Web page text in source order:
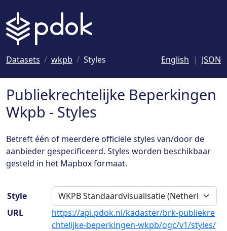
Datasets wkpb Styles English JSON
Publiekrechtelijke Beperkingen
Wkpb - Styles
Betreft één of meerdere officiële styles van/door de
aanbieder gespecificeerd. Styles worden beschikbaar
gesteld in het Mapbox formaat.
Style
URL
https://api.pdok.nl/kadaster/brk-publiekre
chtelijke-beperkingen-wkpb/ogc/v1/styles/